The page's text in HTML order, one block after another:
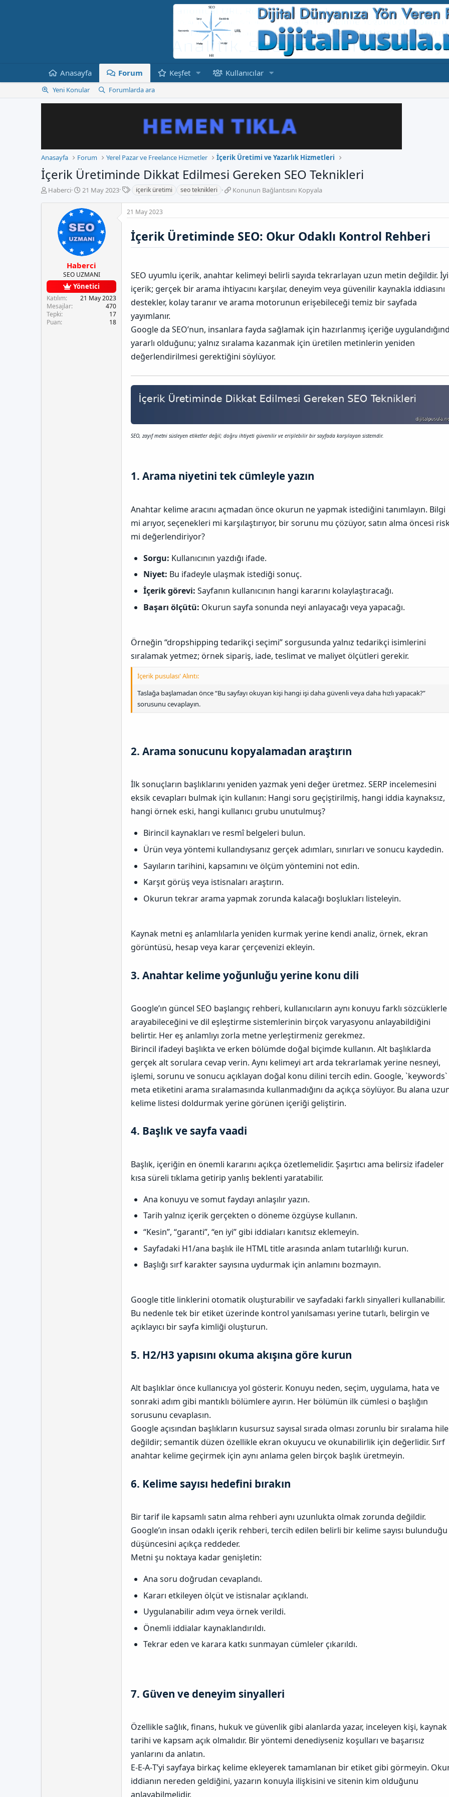
Anasayfa Forum Keşfet Kullanıcılar
Yeni Konular Forumlarda ara
Anasayfa Forum Yerel Pazar ve Freelance Hizmetler İçerik Üretimi ve Yazarlık Hizmetleri
İçerik Üretiminde Dikkat Edilmesi Gereken SEO Teknikleri
K
l
t
a
n
Haberci
B
ş
l
a
n
g
ı
t
a
r
i
21 May 2023
k
t
l
i̇çerik üretimi seo teknikleri
K
u
n
a
t
ı
n
ı
K
p
y
a
Konunun Bağlantısını Kopyala
Haberci
SEO UZMANI
Yönetici
Katılım
21 May 2023
Mesajlar
470
Tepki
17
Puan
18
21 May 2023
İçerik Üretiminde SEO: Okur Odaklı Kontrol Rehberi​
SEO uyumlu içerik, anahtar kelimeyi belirli sayıda tekrarlayan uzun metin değildir. İyi
içerik; gerçek bir arama ihtiyacını karşılar, deneyim veya güvenilir kaynakla iddiasını
destekler, kolay taranır ve arama motorunun erişebileceği temiz bir sayfada
yayımlanır.
Google da SEO’nun, insanlara fayda sağlamak için hazırlanmış içeriğe
yararlı olduğunu; yalnız sıralama kazanmak için üretilen metinlerin yeniden
değerlendirilmesi gerektiğini söylüyor.
SEO, zayıf metni süsleyen etiketler değil; doğru ihtiyeti güvenilir ve erişilebilir bir sayfada karşılayan sistemdir.
1. Arama niyetini tek cümleyle yazın​
Anahtar kelime aracını açmadan önce okurun ne yapmak istediğini tanımlayın. Bilgi
mi arıyor, seçenekleri mi karşılaştırıyor, bir sorunu mu çözüyor, satın alma öncesi
mi değerlendiriyor?
Sorgu: Kullanıcının yazdığı ifade.
Niyet: Bu ifadeyle ulaşmak istediği sonuç.
İçerik görevi: Sayfanın kullanıcının hangi kararını kolaylaştıracağı.
Başarı ölçütü: Okurun sayfa sonunda neyi anlayacağı veya yapacağı.
Örneğin “dropshipping tedarikçi seçimi” sorgusunda yalnız tedarikçi isimlerini
sıralamak yetmez; örnek sipariş, iade, teslimat ve maliyet ölçütleri gerekir.
İçerik pusulası' Alıntı:
Taslağa başlamadan önce “Bu sayfayı okuyan kişi hangi işi daha güvenli veya daha hızlı yapacak?”
sorusunu cevaplayın.
2. Arama sonucunu kopyalamadan araştırın​
İlk sonuçların başlıklarını yeniden yazmak yeni değer üretmez. SERP incelemesini
eksik cevapları bulmak için kullanın: Hangi soru geçiştirilmiş, hangi iddia kaynaksız,
hangi örnek eski, hangi kullanıcı grubu unutulmuş?
Birincil kaynakları ve resmî belgeleri bulun.
Ürün veya yöntemi kullandıysanız gerçek adımları, sınırları ve sonucu kaydedin.
Sayıların tarihini, kapsamını ve ölçüm yöntemini not edin.
Karşıt görüş veya istisnaları araştırın.
Okurun tekrar arama yapmak zorunda kalacağı boşlukları listeleyin.
Kaynak metni eş anlamlılarla yeniden kurmak yerine kendi analiz, örnek, ekran
görüntüsü, hesap veya karar çerçevenizi ekleyin.
3. Anahtar kelime yoğunluğu yerine konu dili​
Google’ın güncel SEO başlangıç rehberi, kullanıcıların aynı konuyu farklı sözcüklerle
arayabileceğini ve dil eşleştirme sistemlerinin birçok varyasyonu anlayabildiğini
belirtir. Her eş anlamlıyı zorla metne yerleştirmeniz gerekmez.
Birincil ifadeyi başlıkta ve erken bölümde doğal biçimde kullanın. Alt başlıklarda
gerçek alt sorulara cevap verin. Aynı kelimeyi art arda tekrarlamak yerine nesneyi,
işlemi, sorunu ve sonucu açıklayan doğal konu dilini tercih edin. Google, `keywords`
meta etiketini arama sıralamasında kullanmadığını da açıkça söylüyor. Bu alana
kelime listesi doldurmak yerine görünen içeriği geliştirin.
4. Başlık ve sayfa vaadi​
Başlık, içeriğin en önemli kararını açıkça özetlemelidir. Şaşırtıcı ama belirsiz ifadeler
kısa süreli tıklama getirip yanlış beklenti yaratabilir.
Ana konuyu ve somut faydayı anlaşılır yazın.
Tarih yalnız içerik gerçekten o döneme özgüyse kullanın.
“Kesin”, “garanti”, “en iyi” gibi iddiaları kanıtsız eklemeyin.
Sayfadaki H1/ana başlık ile HTML title arasında anlam tutarlılığı kurun.
Başlığı sırf karakter sayısına uydurmak için anlamını bozmayın.
Google title linklerini otomatik oluşturabilir ve sayfadaki farklı sinyalleri kullanabilir.
Bu nedenle tek bir etiket üzerinde kontrol yanılsaması yerine tutarlı, belirgin ve
açıklayıcı bir sayfa kimliği oluşturun.
5. H2/H3 yapısını okuma akışına göre kurun​
Alt başlıklar önce kullanıcıya yol gösterir. Konuyu neden, seçim, uygulama, hata ve
sonraki adım gibi mantıklı bölümlere ayırın. Her bölümün ilk cümlesi o başlığın
sorusunu cevaplasın.
Google açısından başlıkların kusursuz sayısal sırada olması zorunlu bir sıralama
değildir; semantik düzen özellikle ekran okuyucu ve okunabilirlik için değerlidir. Sırf
anahtar kelime geçirmek için aynı anlama gelen birçok başlık üretmeyin.
6. Kelime sayısı hedefini bırakın​
Bir tarif ile kapsamlı satın alma rehberi aynı uzunlukta olmak zorunda değildir.
Google’ın insan odaklı içerik rehberi, tercih edilen belirli bir kelime sayısı bulunduğu
düşüncesini açıkça reddeder.
Metni şu noktaya kadar genişletin:
Ana soru doğrudan cevaplandı.
Kararı etkileyen ölçüt ve istisnalar açıklandı.
Uygulanabilir adım veya örnek verildi.
Önemli iddialar kaynaklandırıldı.
Tekrar eden ve karara katkı sunmayan cümleler çıkarıldı.
7. Güven ve deneyim sinyalleri​
Özellikle sağlık, finans, hukuk ve güvenlik gibi alanlarda yazar, inceleyen kişi, kaynak
tarihi ve kapsam açık olmalıdır. Bir yöntemi denediyseniz koşulları ve başarısız
yanlarını da anlatın.
E‑E‑A‑T’yi sayfaya birkaç kelime ekleyerek tamamlanan bir etiket gibi görmeyin.
iddianın nereden geldiğini, yazarın konuyla ilişkisini ve sitenin kim olduğunu
anlayabilmelidir.